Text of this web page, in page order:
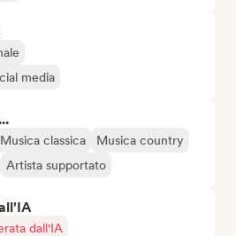
media
Musica classica
Musica country
Artista supportato
dall'IA